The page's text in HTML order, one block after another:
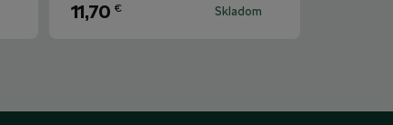
11,70 € Skladom